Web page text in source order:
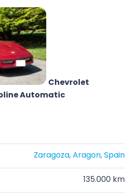
Chevrolet
Automatic
Zaragoza, Aragon, Spain
135.000 km